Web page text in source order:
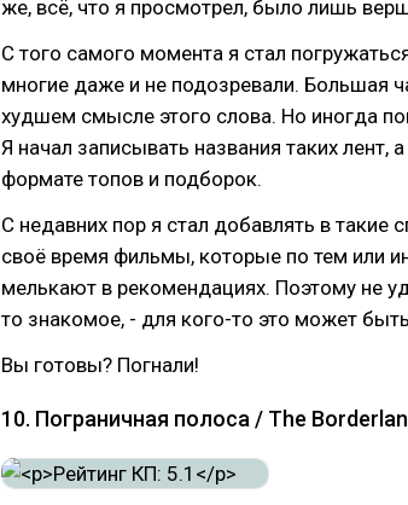
же, всё, что я просмотрел, было лишь
С того самого момента я стал
многие даже и не подозревали. Большая
худшем смысле этого слова. Но иногда
Я начал записывать названия таких
формате топов и подборок.
С недавних пор я стал добавлять в такие
своё время фильмы, которые по тем или
мелькают в рекомендациях. Поэтому не
то знакомое, - для кого-то это может
Вы готовы? Погнали!
10. Пограничная полоса / The